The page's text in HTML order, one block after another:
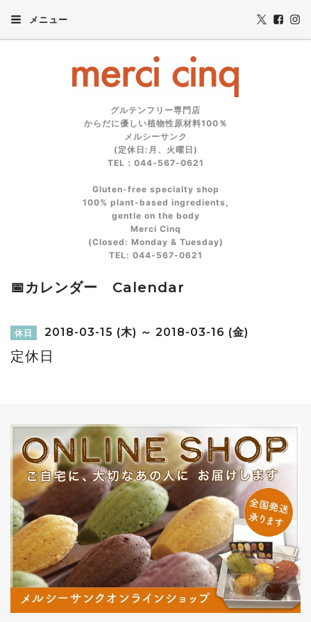
メニュー
グルテンフリー専門店
からだに優しい植物性原材料100％
メルシーサンク
(定休日:月、火曜日)
TEL：044-567-0621
Gluten‑free specialty shop
100% plant‑based ingredients,
gentle on the body
Merci Cinq
(Closed: Monday & Tuesday)
TEL: 044‑567‑0621
📅カレンダー Calendar
休日 2018-03-15 (木) ～ 2018-03-16 (金)
定休日